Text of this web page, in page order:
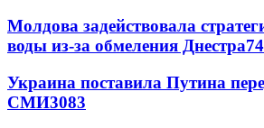
Молдова задействовала
воды из-за обмеления Днестра
Украина поставила Путина
СМИ3083